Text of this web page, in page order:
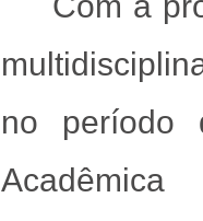
no
Acadêmica